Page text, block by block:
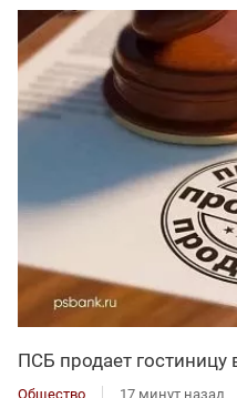
ПСБ продает гостиницу
Общество 17 минут назад